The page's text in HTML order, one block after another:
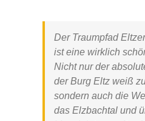
Der Traumpfad
ist eine wirklich
Nicht nur der
der Burg Eltz weiß
sondern auch die
das Elzbachtal und